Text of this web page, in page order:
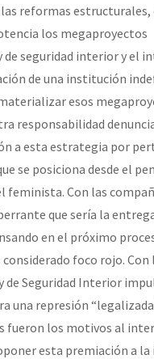
reformas estructurales,
los megaproyectos
seguridad interior y el
de una institución
esos
responsabilidad
a esta estrategia por
se posiciona desde el
feminista. Con las
que sería la
en el próximo
considerado foco rojo. Con
de Seguridad Interior
una represión
fueron los motivos al
esta premiación a